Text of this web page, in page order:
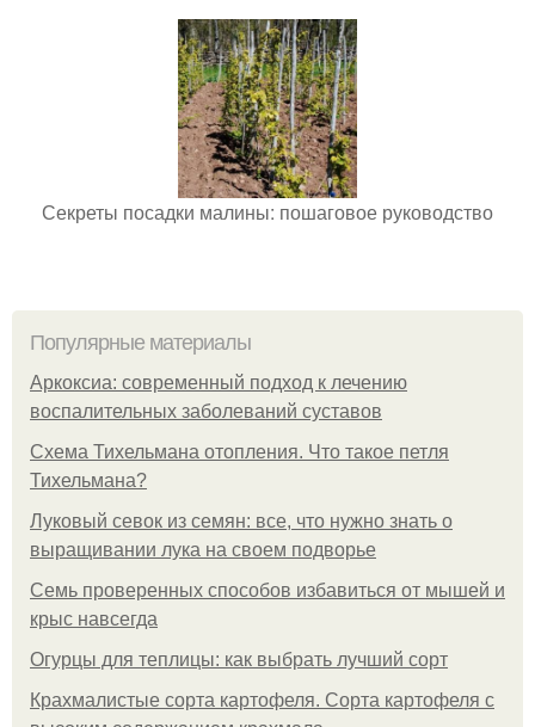
Секреты посадки малины: пошаговое руководство
Популярные материалы
Аркоксиа: современный подход к лечению
воспалительных заболеваний суставов
Схема Тихельмана отопления. Что такое петля
Тихельмана?
Луковый севок из семян: все, что нужно знать о
выращивании лука на своем подворье
Семь проверенных способов избавиться от мышей и
крыс навсегда
Огурцы для теплицы: как выбрать лучший сорт
Крахмалистые сорта картофеля. Сорта картофеля с